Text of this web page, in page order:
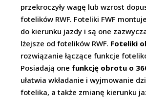
przekroczyły wagę lub wzrost
fotelików RWF. Foteliki FWF
do kierunku jazdy i są one
lżejsze od fotelików RWF. Foteliki
rozwiązanie łączące funkcje
Posiadają one funkcję obrotu o
ułatwia wkładanie i wyjmowanie
fotelika, a także zmianę kierunku